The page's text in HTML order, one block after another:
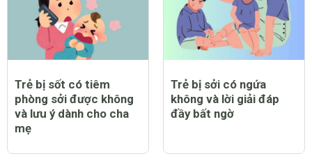
Trẻ bị sốt có tiêm
phòng sởi được không
và lưu ý dành cho cha
mẹ
Trẻ bị sởi có ngứa
không và lời giải đáp
đầy bất ngờ